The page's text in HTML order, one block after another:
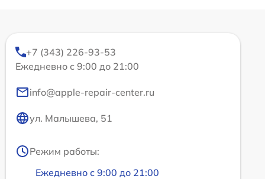
+7 (343) 226-93-53
Ежедневно с 9:00 до 21:00
info@apple-repair-center.ru
ул. Малышева, 51
Режим работы:
Ежедневно с 9:00 до 21:00